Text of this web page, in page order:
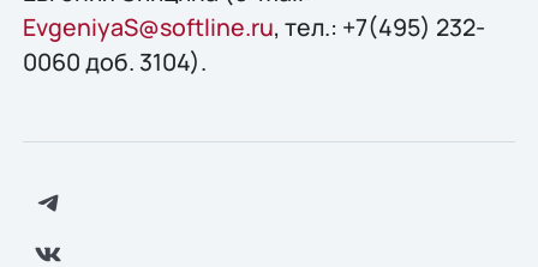
EvgeniyaS@softline.ru, тел.: +7(495) 232-
0060 доб. 3104).